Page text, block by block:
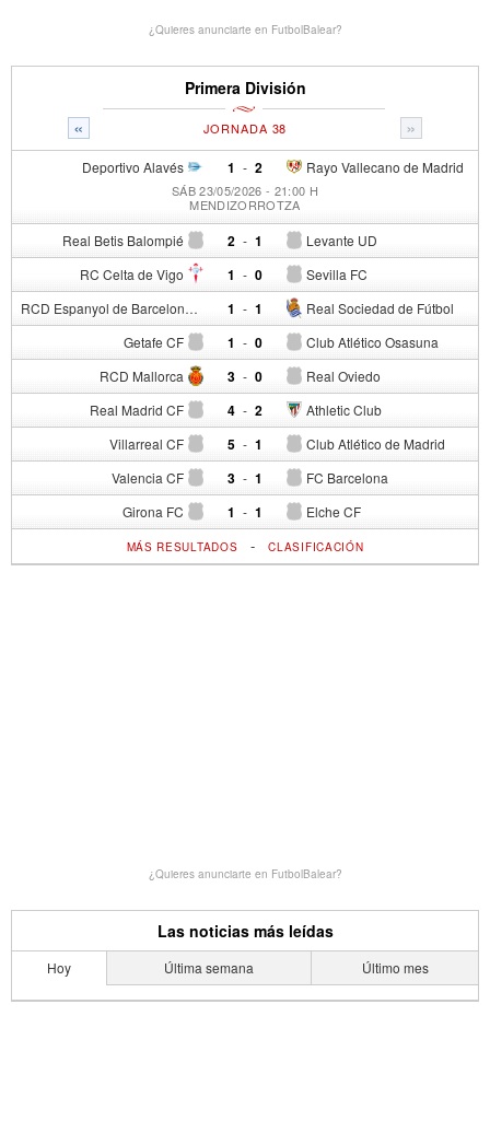
¿Quieres anunciarte en FutbolBalear?
Primera División
« »
JORNADA 38
Deportivo Alavés 1 - Rayo Vallecano de Madrid
2
SÁB 23/05/2026 - 21:00 H
MENDIZORROTZA
Real Betis Balompié 2 - Levante UD
1
RC Celta de Vigo 1 - Sevilla FC
0
RCD Espanyol de Barcelona 1 - Real Sociedad de Fútbol
1
Getafe CF 1 - Club Atlético Osasuna
0
RCD Mallorca 3 - Real Oviedo
0
Real Madrid CF 4 - Athletic Club
2
Villarreal CF 5 - Club Atlético de Madrid
1
Valencia CF 3 - FC Barcelona
1
Girona FC 1 - Elche CF
1
MÁS RESULTADOS -CLASIFICACIÓN
¿Quieres anunciarte en FutbolBalear?
Las noticias más leídas
Hoy Última semana Último mes